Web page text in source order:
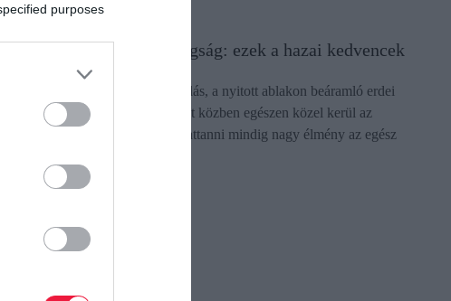
purposes
ÉLETSTÍLUS
Kisvasút, nagy boldogság: ezek a hazai kedvencek
Nincs rohanás, csak zakatolás, a nyitott ablakon beáramló erdei
levegő és a táj, amely menet közben egészen közel kerül az
utazókhoz. Kisvasútra felpattanni mindig nagy élmény az egész
rectangle